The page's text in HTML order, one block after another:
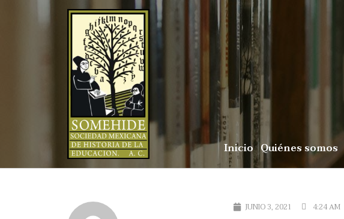
Inicio Quiénes somos
JUNIO 3, 2021 4:24 AM